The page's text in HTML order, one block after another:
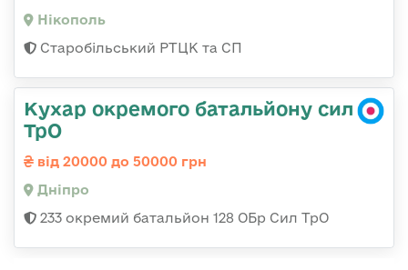
Нікополь
Старобільський РТЦК та СП
Кухар окремого батальйону сил
ТрО
від 20000 до 50000 грн
Дніпро
233 окремий батальйон 128 ОБр Сил ТрО